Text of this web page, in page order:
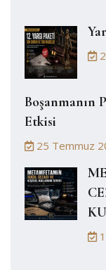
Boşanmanın
Etkisi
25 Temmuz